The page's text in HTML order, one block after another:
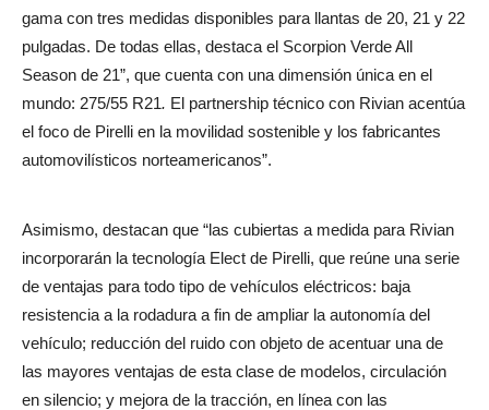
gama con tres medidas disponibles para llantas de 20, 21 y 22
pulgadas. De todas ellas, destaca el Scorpion Verde All
Season de 21”, que cuenta con una dimensión única en el
mundo: 275/55 R21. El partnership técnico con Rivian acentúa
el foco de Pirelli en la movilidad sostenible y los fabricantes
automovilísticos norteamericanos”.
Asimismo, destacan que “las cubiertas a medida para Rivian
incorporarán la tecnología Elect de Pirelli, que reúne una serie
de ventajas para todo tipo de vehículos eléctricos: baja
resistencia a la rodadura a fin de ampliar la autonomía del
vehículo; reducción del ruido con objeto de acentuar una de
las mayores ventajas de esta clase de modelos, circulación
en silencio; y mejora de la tracción, en línea con las